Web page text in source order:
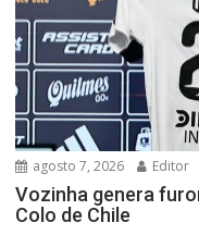
agosto 7, 2026 Editor
Vozinha genera
Colo de Chile